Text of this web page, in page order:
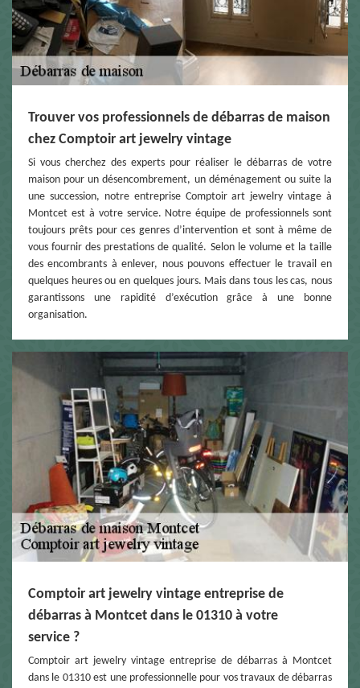
Trouver vos professionnels de débarras de maison
chez Comptoir art jewelry vintage
Si vous cherchez des experts pour réaliser le débarras de votre
maison pour un désencombrement, un déménagement ou suite la
une succession, notre entreprise Comptoir art jewelry vintage à
Montcet est à votre service. Notre équipe de professionnels sont
toujours prêts pour ces genres d’intervention et sont à même de
vous fournir des prestations de qualité. Selon le volume et la taille
des encombrants à enlever, nous pouvons effectuer le travail en
quelques heures ou en quelques jours. Mais dans tous les cas, nous
garantissons une rapidité d’exécution grâce à une bonne
organisation.
Comptoir art jewelry vintage entreprise de
débarras à Montcet dans le 01310 à votre
service ?
Comptoir art jewelry vintage entreprise de débarras à Montcet
dans le 01310 est une professionnelle pour vos travaux de débarras